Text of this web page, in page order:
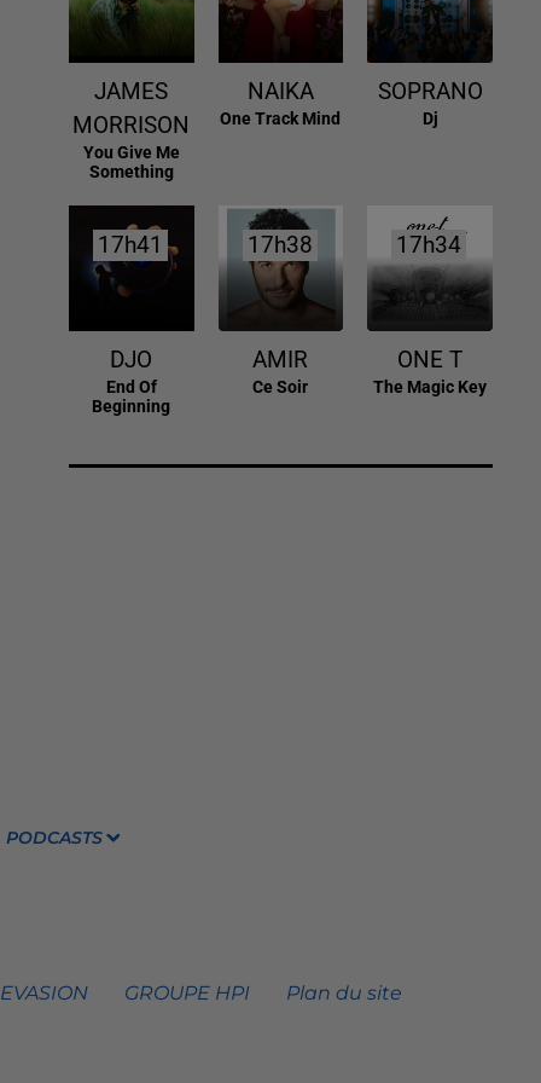
JAMES
MORRISON
You Give Me
Something
NAIKA
One Track Mind
SOPRANO
Dj
17h41
17h41
DJO
End Of
Beginning
17h38
17h38
AMIR
Ce Soir
17h34
17h34
ONE T
The Magic Key
PODCASTS
GROUPE HPI Plan du site